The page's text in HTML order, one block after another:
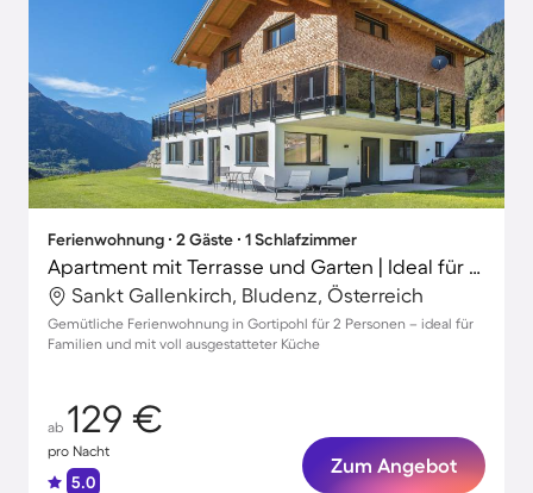
Ferienwohnung ∙ 2 Gäste ∙ 1 Schlafzimmer
Apartment mit Terrasse und Garten | Ideal für Homeoffice
Sankt Gallenkirch, Bludenz, Österreich
Gemütliche Ferienwohnung in Gortipohl für 2 Personen – ideal für
Familien und mit voll ausgestatteter Küche
ab 129 €
pro Nacht
5.0
Zum Angebot